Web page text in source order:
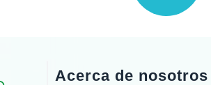
Acerca de nosotros